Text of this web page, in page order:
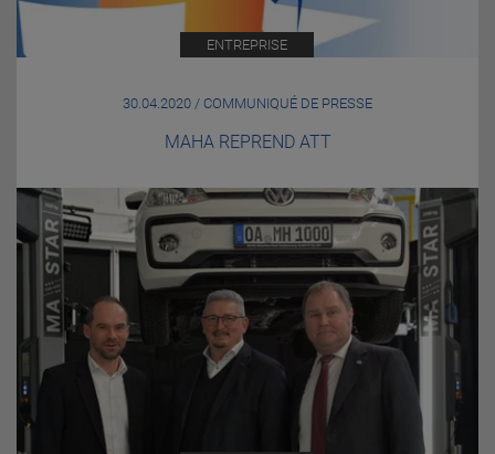
ENTREPRISE
30.04.2020 / COMMUNIQUÉ DE PRESSE
MAHA REPREND ATT